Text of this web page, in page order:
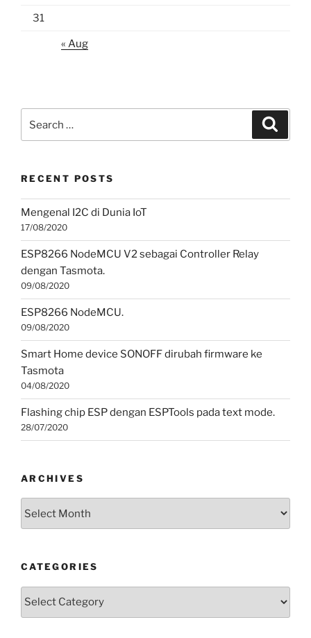
31
« Aug
for:
RECENT POSTS
Mengenal I2C di Dunia IoT
17/08/2020
ESP8266 NodeMCU V2 sebagai Controller Relay
dengan Tasmota.
09/08/2020
ESP8266 NodeMCU.
09/08/2020
Smart Home device SONOFF dirubah firmware ke
Tasmota
04/08/2020
Flashing chip ESP dengan ESPTools pada text mode.
28/07/2020
ARCHIVES
CATEGORIES
Categories